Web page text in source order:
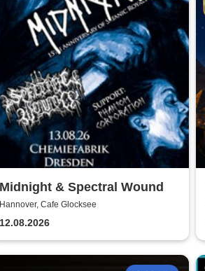
Midnight & Spectral Wound
Hannover, Cafe Glocksee
12.08.2026